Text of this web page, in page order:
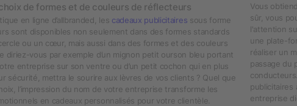
de formes et de couleurs de réflecteurs
en ligne d’allbranded, les cadeaux publicitaires sous forme
sont disponibles non seulement dans des formes standards
ou un cœur, mais aussi dans des formes et des couleurs
diriez-vous par exemple d’un mignon petit ourson bleu portant
entreprise sur son ventre ou d’un petit cochon qui en plus
sécurité, mettra le sourire aux lèvres de vos clients ? Quel que
l’impression du nom de votre entreprise transforme les
en cadeaux personnalisés pour votre clientèle.
Vous
sûr, vous
l'attention
une plate-
réaliser un
passage du
publicitaires
entreprise